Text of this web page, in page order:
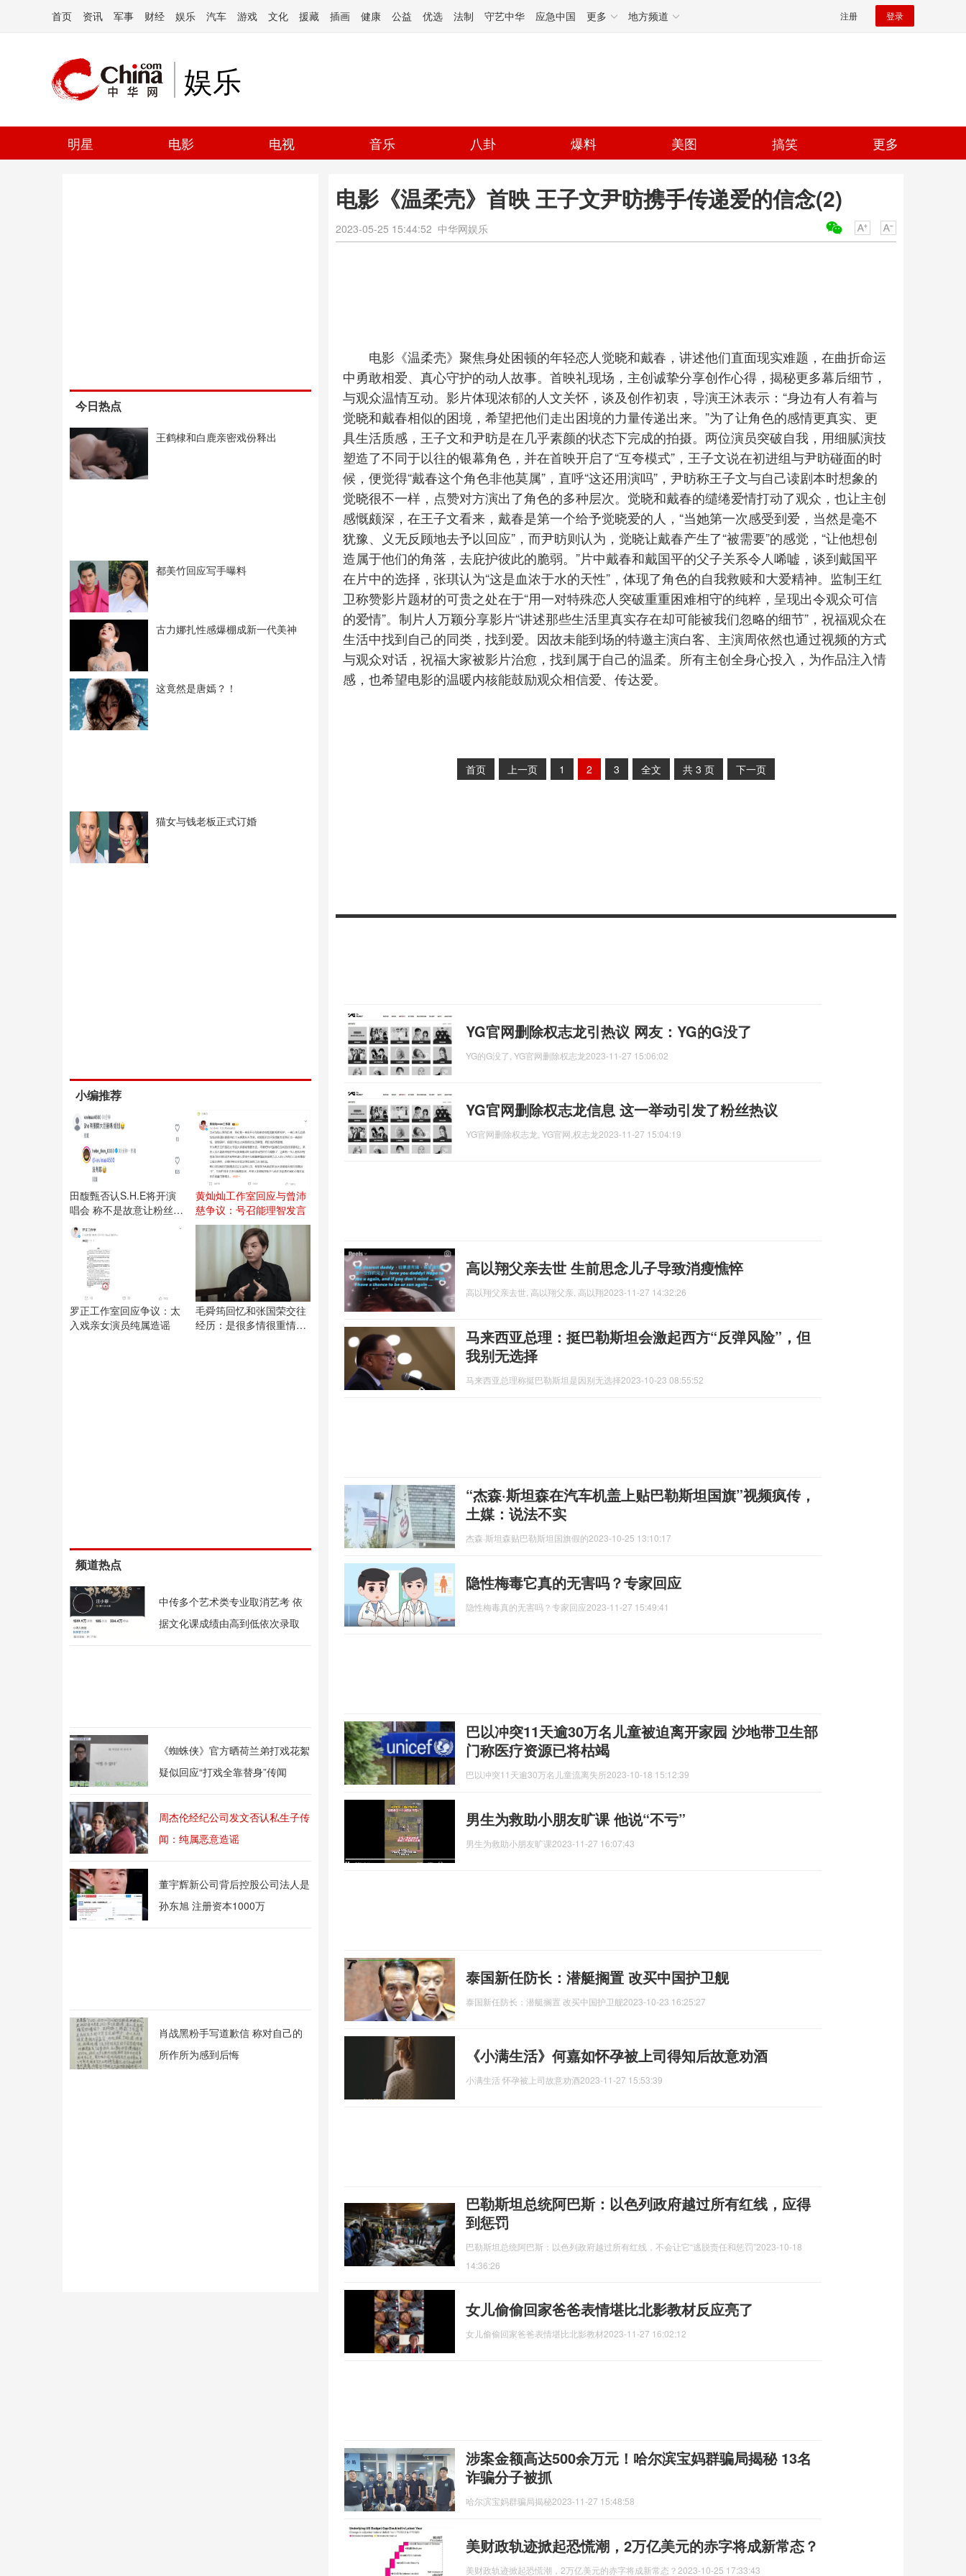
首页 资讯 军事 财经 娱乐 汽车 游戏 文化 援藏 插画 健康 公益 优选 法制 守艺中华 应急中国 更多 地方频道 注册 登录
娱乐
明星 电影 电视 音乐 八卦 爆料 美图 搞笑 更多
今日热点
王鹤棣和白鹿亲密戏份释出
都美竹回应写手曝料
古力娜扎性感爆棚成新一代美神
这竟然是唐嫣？！
猫女与钱老板正式订婚
小编推荐
田馥甄否认S.H.E将开演
唱会 称不是故意让粉丝失
望
黄灿灿工作室回应与曾沛
慈争议：号召能理智发言
罗正工作室回应争议：太
入戏亲女演员纯属造谣
毛舜筠回忆和张国荣交往
经历：是很多情很重情的
频道热点
中传多个艺术类专业取消艺考 依
据文化课成绩由高到低依次录取
《蜘蛛侠》官方晒荷兰弟打戏花絮
疑似回应“打戏全靠替身”传闻
周杰伦经纪公司发文否认私生子传
闻：纯属恶意造谣
董宇辉新公司背后控股公司法人是
孙东旭 注册资本1000万
肖战黑粉手写道歉信 称对自己的
所作所为感到后悔
电影《温柔壳》首映 王子文尹昉携手传递爱的信念(2)
2023-05-25 15:44:52 中华网娱乐
电影《温柔壳》聚焦身处困顿的年轻恋人觉晓和戴春，讲述他们直面现实难题，在曲折命运
中勇敢相爱、真心守护的动人故事。首映礼现场，主创诚挚分享创作心得，揭秘更多幕后细节，
与观众温情互动。影片体现浓郁的人文关怀，谈及创作初衷，导演王沐表示：“身边有人有着与
觉晓和戴春相似的困境，希望把他们走出困境的力量传递出来。”为了让角色的感情更真实、更
具生活质感，王子文和尹昉是在几乎素颜的状态下完成的拍摄。两位演员突破自我，用细腻演技
塑造了不同于以往的银幕角色，并在首映开启了“互夸模式”，王子文说在初进组与尹昉碰面的时
候，便觉得“戴春这个角色非他莫属”，直呼“这还用演吗”，尹昉称王子文与自己读剧本时想象的
觉晓很不一样，点赞对方演出了角色的多种层次。觉晓和戴春的缱绻爱情打动了观众，也让主创
感慨颇深，在王子文看来，戴春是第一个给予觉晓爱的人，“当她第一次感受到爱，当然是毫不
犹豫、义无反顾地去予以回应”，而尹昉则认为，觉晓让戴春产生了“被需要”的感觉，“让他想创
造属于他们的角落，去庇护彼此的脆弱。”片中戴春和戴国平的父子关系令人唏嘘，谈到戴国平
在片中的选择，张琪认为“这是血浓于水的天性”，体现了角色的自我救赎和大爱精神。监制王红
卫称赞影片题材的可贵之处在于“用一对特殊恋人突破重重困难相守的纯粹，呈现出令观众可信
的爱情”。制片人万颖分享影片“讲述那些生活里真实存在却可能被我们忽略的细节”，祝福观众在
生活中找到自己的同类，找到爱。因故未能到场的特邀主演白客、主演周依然也通过视频的方式
与观众对话，祝福大家被影片治愈，找到属于自己的温柔。所有主创全身心投入，为作品注入情
感，也希望电影的温暖内核能鼓励观众相信爱、传达爱。
首页 上一页 1 2 3 全文 共 3 页 下一页
YG官网删除权志龙引热议 网友：YG的G没了
YG的G没了, YG官网删除权志龙2023-11-27 15:06:02
YG官网删除权志龙信息 这一举动引发了粉丝热议
YG官网删除权志龙, YG官网,权志龙2023-11-27 15:04:19
高以翔父亲去世 生前思念儿子导致消瘦憔悴
高以翔父亲去世, 高以翔父亲, 高以翔2023-11-27 14:32:26
马来西亚总理：挺巴勒斯坦会激起西方“反弹风险”，但
我别无选择
马来西亚总理称挺巴勒斯坦是因别无选择2023-10-23 08:55:52
“杰森·斯坦森在汽车机盖上贴巴勒斯坦国旗”视频疯传，
土媒：说法不实
杰森·斯坦森贴巴勒斯坦国旗假的2023-10-25 13:10:17
隐性梅毒它真的无害吗？专家回应
隐性梅毒真的无害吗？专家回应2023-11-27 15:49:41
巴以冲突11天逾30万名儿童被迫离开家园 沙地带卫生部
门称医疗资源已将枯竭
巴以冲突11天逾30万名儿童流离失所2023-10-18 15:12:39
男生为救助小朋友旷课 他说“不亏”
男生为救助小朋友旷课2023-11-27 16:07:43
泰国新任防长：潜艇搁置 改买中国护卫舰
泰国新任防长：潜艇搁置 改买中国护卫舰2023-10-23 16:25:27
《小满生活》何嘉如怀孕被上司得知后故意劝酒
小满生活 怀孕被上司故意劝酒2023-11-27 15:53:39
巴勒斯坦总统阿巴斯：以色列政府越过所有红线，应得
到惩罚
​巴勒斯坦总统阿巴斯：以色列政府越过所有红线，不会让它“逃脱责任和惩罚”2023-10-18
14:36:26
女儿偷偷回家爸爸表情堪比北影教材反应亮了
女儿偷偷回家爸爸表情堪比北影教材2023-11-27 16:02:12
涉案金额高达500余万元！哈尔滨宝妈群骗局揭秘 13名
诈骗分子被抓
哈尔滨宝妈群骗局揭秘2023-11-27 15:48:58
美财政轨迹掀起恐慌潮，2万亿美元的赤字将成新常态？
美财政轨迹掀起恐慌潮，2万亿美元的赤字将成新常态？ 2023-10-25 17:33:43